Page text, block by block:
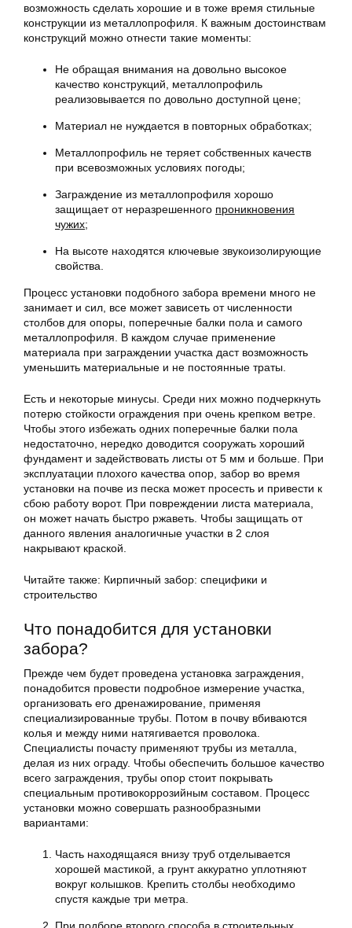
возможность сделать хорошие и в тоже время стильные
конструкции из металлопрофиля. К важным достоинствам
конструкций можно отнести такие моменты:
Не обращая внимания на довольно высокое
качество конструкций, металлопрофиль
реализовывается по довольно доступной цене;
Материал не нуждается в повторных обработках;
Металлопрофиль не теряет собственных качеств
при всевозможных условиях погоды;
Заграждение из металлопрофиля хорошо
защищает от неразрешенного проникновения
чужих;
На высоте находятся ключевые звукоизолирующие
свойства.
Процесс установки подобного забора времени много не
занимает и сил, все может зависеть от численности
столбов для опоры, поперечные балки пола и самого
металлопрофиля. В каждом случае применение
материала при заграждении участка даст возможность
уменьшить материальные и не постоянные траты.
Есть и некоторые минусы. Среди них можно подчеркнуть
потерю стойкости ограждения при очень крепком ветре.
Чтобы этого избежать одних поперечные балки пола
недостаточно, нередко доводится сооружать хороший
фундамент и задействовать листы от 5 мм и больше. При
эксплуатации плохого качества опор, забор во время
установки на почве из песка может просесть и привести к
сбою работу ворот. При повреждении листа материала,
он может начать быстро ржаветь. Чтобы защищать от
данного явления аналогичные участки в 2 слоя
накрывают краской.
Читайте также: Кирпичный забор: специфики и
строительство
Что понадобится для установки
забора?
Прежде чем будет проведена установка заграждения,
понадобится провести подробное измерение участка,
организовать его дренажирование, применяя
специализированные трубы. Потом в почву вбиваются
колья и между ними натягивается проволока.
Специалисты почасту применяют трубы из металла,
делая из них ограду. Чтобы обеспечить большое качество
всего заграждения, трубы опор стоит покрывать
специальным противокоррозийным составом. Процесс
установки можно совершать разнообразными
вариантами:
Часть находящаяся внизу труб отделывается
хорошей мастикой, а грунт аккуратно уплотняют
вокруг колышков. Крепить столбы необходимо
спустя каждые три метра.